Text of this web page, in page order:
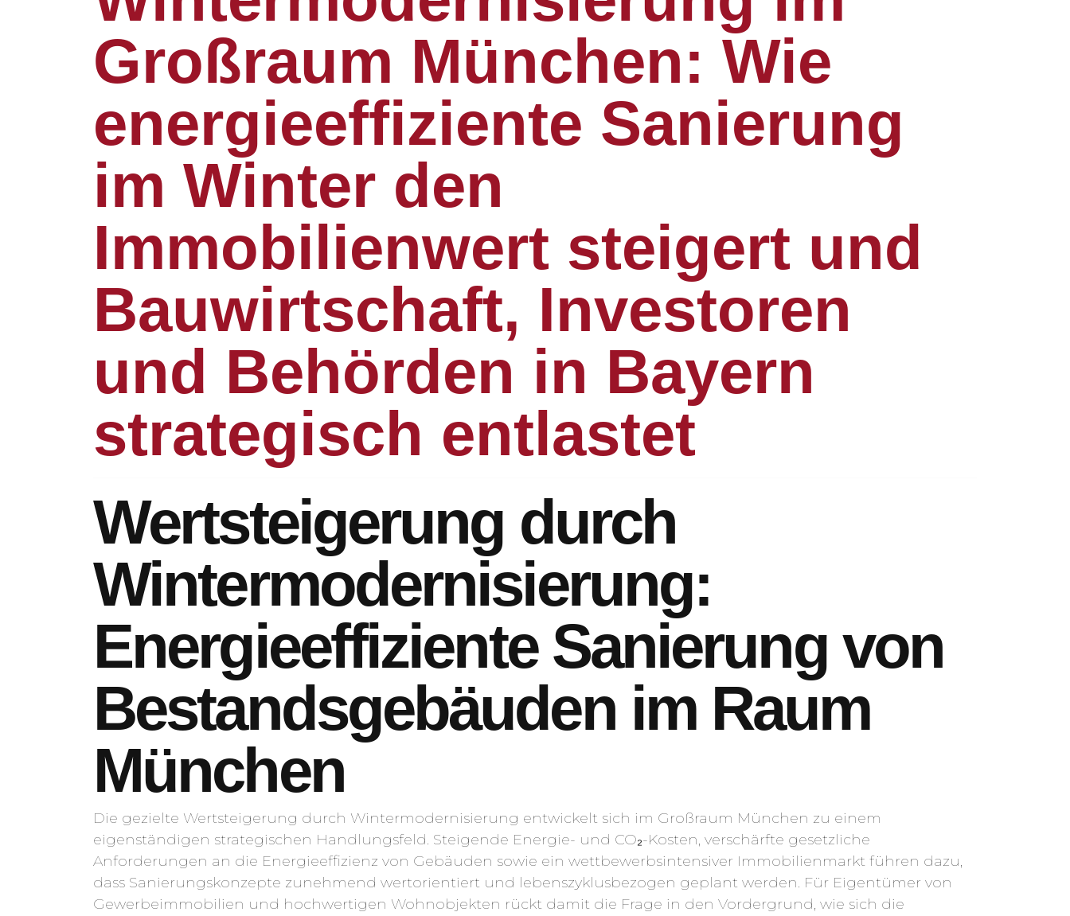
Großraum München: Wie
energieeffiziente Sanierung
im Winter den
Immobilienwert steigert und
Bauwirtschaft, Investoren
und Behörden in Bayern
strategisch entlastet
Wertsteigerung durch
Wintermodernisierung:
Energieeffiziente Sanierung von
Bestandsgebäuden im Raum
München
Die gezielte Wertsteigerung durch Wintermodernisierung entwickelt sich im Großraum München zu einem
eigenständigen strategischen Handlungsfeld. Steigende Energie- und CO₂-Kosten, verschärfte gesetzliche
Anforderungen an die Energieeffizienz von Gebäuden sowie ein wettbewerbsintensiver Immobilienmarkt führen dazu,
dass Sanierungskonzepte zunehmend wertorientiert und lebenszyklusbezogen geplant werden. Für Eigentümer von
Gewerbeimmobilien und hochwertigen Wohnobjekten rückt damit die Frage in den Vordergrund, wie sich die